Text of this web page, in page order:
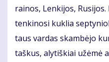
rai­nos, Len­ki­jos,
ten­ki­no­si kuk­lia
taus var­das skam­bė­jo
taš­kus, aly­tiš­kiai už­ėmė